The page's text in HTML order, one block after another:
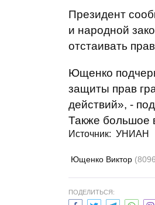
Президент
и народной
отстаивать
Ющенко
защиты прав
действий», -
Также большое
Источник: УНИАН
Ющенко Виктор
ПОДЕЛИТЬСЯ: